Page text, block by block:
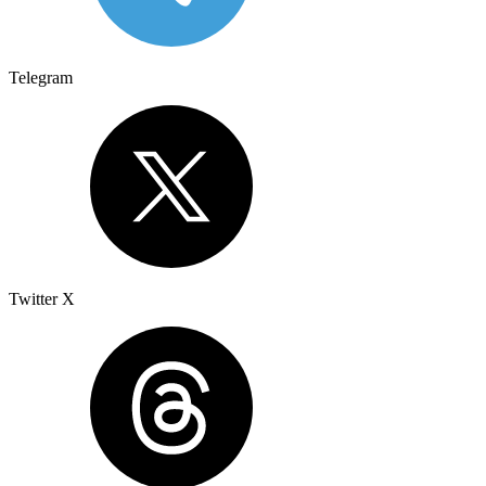
Telegram
Twitter X